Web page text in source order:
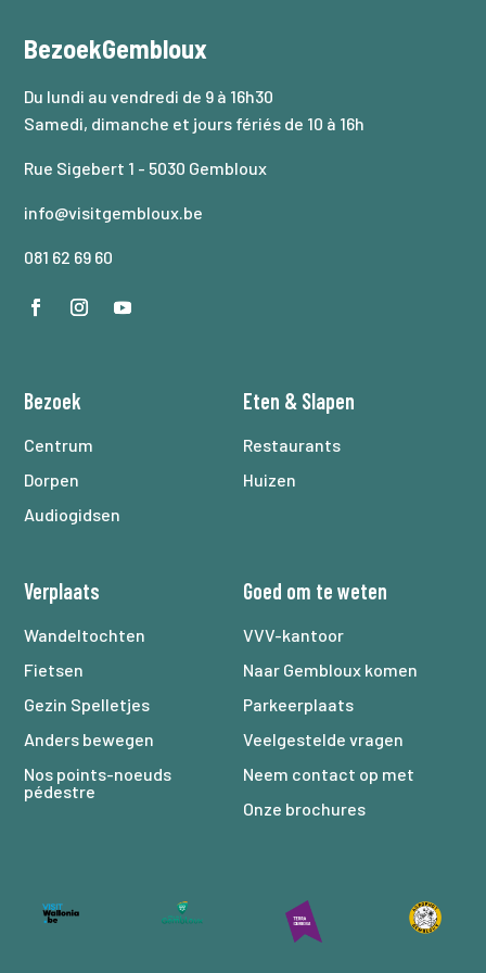
BezoekGembloux
Du lundi au vendredi de 9 à 16h30
Samedi, dimanche et jours fériés de 10 à 16h
Rue Sigebert 1 - 5030 Gembloux
info@visitgembloux.be
081 62 69 60
Bezoek
Centrum
Dorpen
Audiogidsen
Eten & Slapen
Restaurants
Huizen
Verplaats
Wandeltochten
Fietsen
Gezin Spelletjes
Anders bewegen
Nos points-noeuds
pédestre
Goed om te weten
VVV-kantoor
Naar Gembloux komen
Parkeerplaats
Veelgestelde vragen
Neem contact op met
Onze brochures